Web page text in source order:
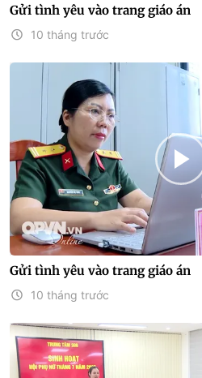
Gửi tình yêu vào trang giáo án
10 tháng trước
Gửi tình yêu vào trang giáo án
10 tháng trước